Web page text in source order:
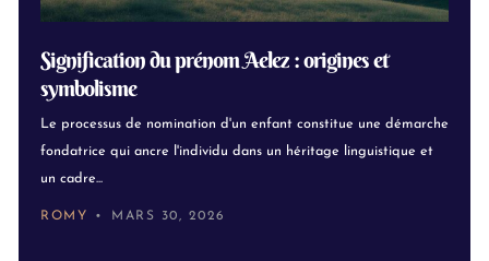
Signification du prénom Aelez : origines et
symbolisme
Le processus de nomination d'un enfant constitue une démarche
fondatrice qui ancre l'individu dans un héritage linguistique et
un cadre...
ROMY MARS 30, 2026